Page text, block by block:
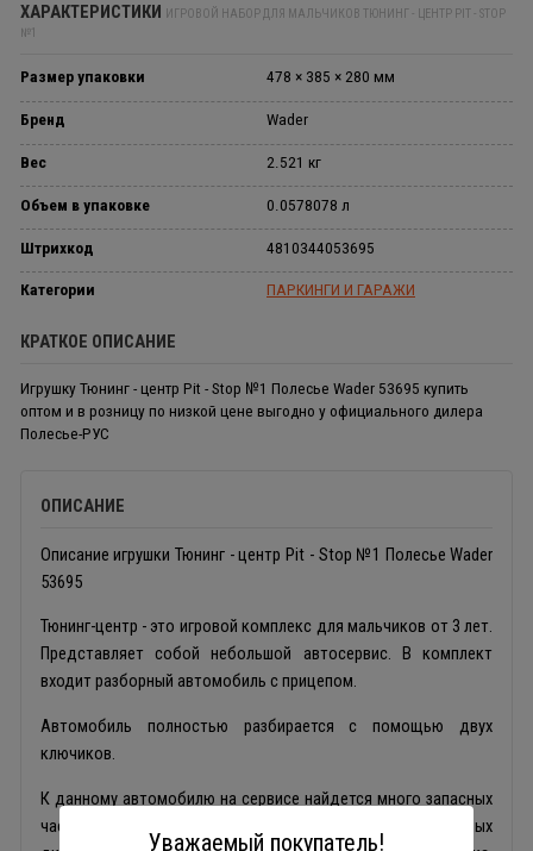
ХАРАКТЕРИСТИКИ
ИГРОВОЙ НАБОР ДЛЯ МАЛЬЧИКОВ ТЮНИНГ - ЦЕНТР PIT - STOP
№1
Размер упаковки 478 × 385 × 280 мм
Бренд Wader
Вес 2.521 кг
Объем в упаковке 0.0578078 л
Штрихкод 4810344053695
Категории ПАРКИНГИ И ГАРАЖИ
КРАТКОЕ ОПИСАНИЕ
Игрушку Тюнинг - центр Pit - Stop №1 Полесье Wader 53695 купить
оптом и в розницу по низкой цене выгодно у официального дилера
Полесье-РУС
ОПИСАНИЕ
Описание игрушки Тюнинг - центр Pit - Stop №1 Полесье Wader
53695
Тюнинг-центр - это игровой комплекс для мальчиков от 3 лет.
Представляет собой небольшой автосервис. В комплект
входит разборный автомобиль с прицепом.
Автомобиль полностью разбирается с помощью двух
ключиков.
К данному автомобилю на сервисе найдется много запасных
частей и деталей: 12 шт. летней резины, 8 шт. колесных
Уважаемый покупатель!